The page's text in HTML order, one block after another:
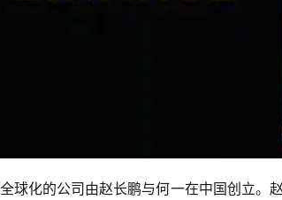
球化的公司由赵长鹏与何一在中国创立。